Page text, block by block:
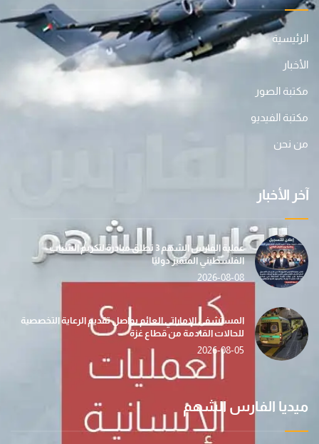
الرئيسية
الأخبار
مكتبة الصور
مكتبة الفيديو
من نحن
آخر الأخبار
عملية الفارس الشهم 3 تطلق مبادرة لتكريم الشباب
الفلسطيني المتميز دوليًا
2026-08-08
المستشفى الإماراتي العائم يواصل تقديم الرعاية التخصصية
للحالات القادمة من قطاع غزة
2026-08-05
ميديا الفارس الشهم